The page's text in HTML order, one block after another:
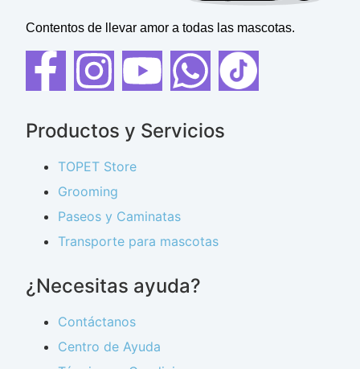
Contentos de llevar amor a todas las mascotas.
Productos y Servicios
TOPET Store
Grooming
Paseos y Caminatas
Transporte para mascotas
¿Necesitas ayuda?
Contáctanos
Centro de Ayuda